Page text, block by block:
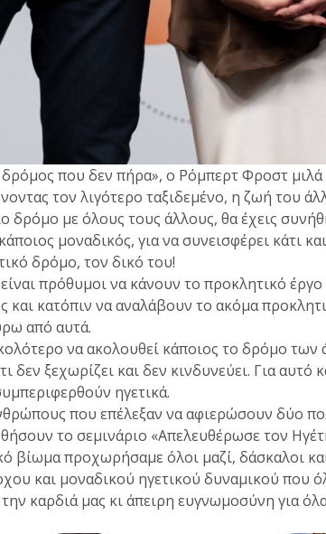
που δεν πήρα», ο Ρόμπερτ Φροστ
τον λιγότερο ταξιδεμένο, η ζωή του
δρόμο με όλους τους άλλους, θα έχεις
μοναδικός, για να συνεισφέρει κάτι
δρόμο, τον δικό του!
πρόθυμοι να κάνουν το προκλητικό
και κατόπιν να αναλάβουν το ακόμα
από αυτά.
να ακολουθεί κάποιος το δρόμο των
δεν ξεχωρίζει και δεν κινδυνεύει. Για αυτό
ηγετικά.
που επέλεξαν να αφιερώσουν δύο
το σεμινάριο «Απελευθέρωσε τον
βίωμα προχωρήσαμε όλοι μαζί, δάσκαλοι
και μοναδικού ηγετικού δυναμικού που
καρδιά μας κι άπειρη ευγνωμοσύνη για